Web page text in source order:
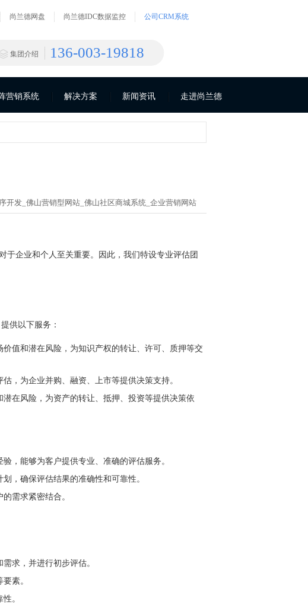
尚兰德网盘 尚兰德IDC数据监控 公司CRM系统
集团介绍 136-003-19818
营销系统 解决方案 新闻资讯 走进尚兰德
开发_ 佛山营销型网站_ 佛山社区商城系统_ 企业营销网站
于企业和个人至关重要。因此，我们特设专业评估团
供以下服务：
值和潜在风险，为知识产权的转让、许可、质押等交
，为企业并购、融资、上市等提供决策支持。
在风险，为资产的转让、抵押、投资等提供决策依
，能够为客户提供专业、准确的评估服务。
，确保评估结果的准确性和可靠性。
需求紧密结合。
求，并进行初步评估。
素。
。